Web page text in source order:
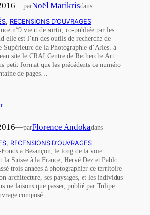
—parNoël Marikrisdans
, RECENSIONS D’OUVRAGES
n°9 vient de sortir, co-publiée par les
elle est l’un des outils de recherche de
Supérieure de la Photographie d’Arles, à
site le CRAI Centre de Recherche Art
petit format que les précédents ce numéro
de pages…
—parFlorence Andokadans
, RECENSIONS D’OUVRAGES
à Besançon, le long de la voie
Suisse à la France, Hervé Dez et Pablo
trois années à photographier ce territoire
architecture, ses paysages, et les individus
ne faisons que passer, publié par Tulipe
composé…